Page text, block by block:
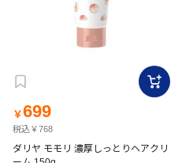
￥699
税込￥768
ダリヤ モモリ 濃厚しっとりヘアクリ